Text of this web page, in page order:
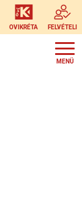
OVIKRÉTA FELVÉTELI